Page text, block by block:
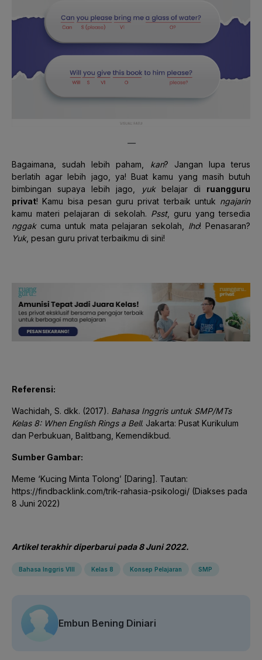
—
Bagaimana, sudah lebih paham, kan? Jangan lupa terus
berlatih agar lebih jago, ya! Buat kamu yang masih butuh
bimbingan supaya lebih jago,
yukbelajar di ruangguru
privat! Kamu bisa pesan guru privat terbaik untuk ngajarin
kamu materi pelajaran di sekolah. Psst, guru yang tersedia
nggakcuma untuk mata pelajaran sekolah, lho! Penasaran?
Yuk, pesan guru privat terbaikmu di sini!
Referensi:
Wachidah, S. dkk. (2017). Bahasa Inggris untuk SMP/MTs
Kelas 8: When English Rings a Bell. Jakarta: Pusat Kurikulum
dan Perbukuan, Balitbang, Kemendikbud.
Sumber Gambar:
Meme ‘Kucing Minta Tolong’ [Daring]. Tautan:
https://findbacklink.com/trik-rahasia-psikologi/ (Diakses pada
8 Juni 2022)
Artikel terakhir diperbarui pada 8 Juni 2022.
Bahasa Inggris VIII Kelas 8 Konsep Pelajaran SMP
Embun Bening Diniari